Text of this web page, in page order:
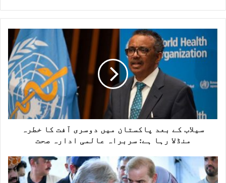
b
s
سیلاب کے بعد پاکستان میں دوسری آفت کا خطرہ
منڈلا رہا ہے: سربراہ عالمی ادارہ صحت